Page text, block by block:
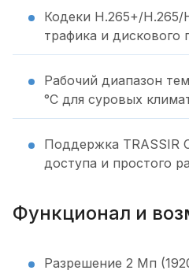
Кодеки H.265+/
трафика и дискового
Рабочий диапазон
°C для суровых
Поддержка TRASSIR
доступа и простого
Функционал и
Разрешение 2 Мп